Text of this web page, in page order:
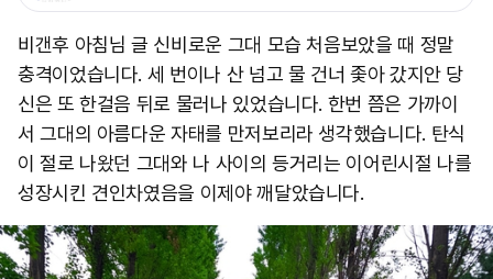
비갠후 아침님 글 신비로운 그대 모습 처음보았을 때 정말
충격이었습니다. 세 번이나 산 넘고 물 건너 좇아 갔지안 당
신은 또 한걸음 뒤로 물러나 있었습니다. 한번 쯤은 가까이
서 그대의 아름다운 자태를 만저보리라 생각했습니다. 탄식
이 절로 나왔던 그대와 나 사이의 등거리는 이어린시절 나를
성장시킨 견인차였음을 이제야 깨달았습니다.